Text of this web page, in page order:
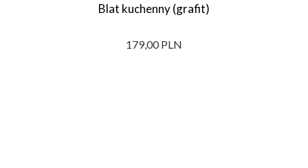
Blat kuchenny (grafit)
179,00 PLN